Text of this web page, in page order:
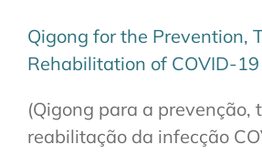
Qigong for the Prevention,
Rehabilitation of COVID-
(Qigong para a prevenção,
reabilitação da infecção